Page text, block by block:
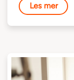
Les mer